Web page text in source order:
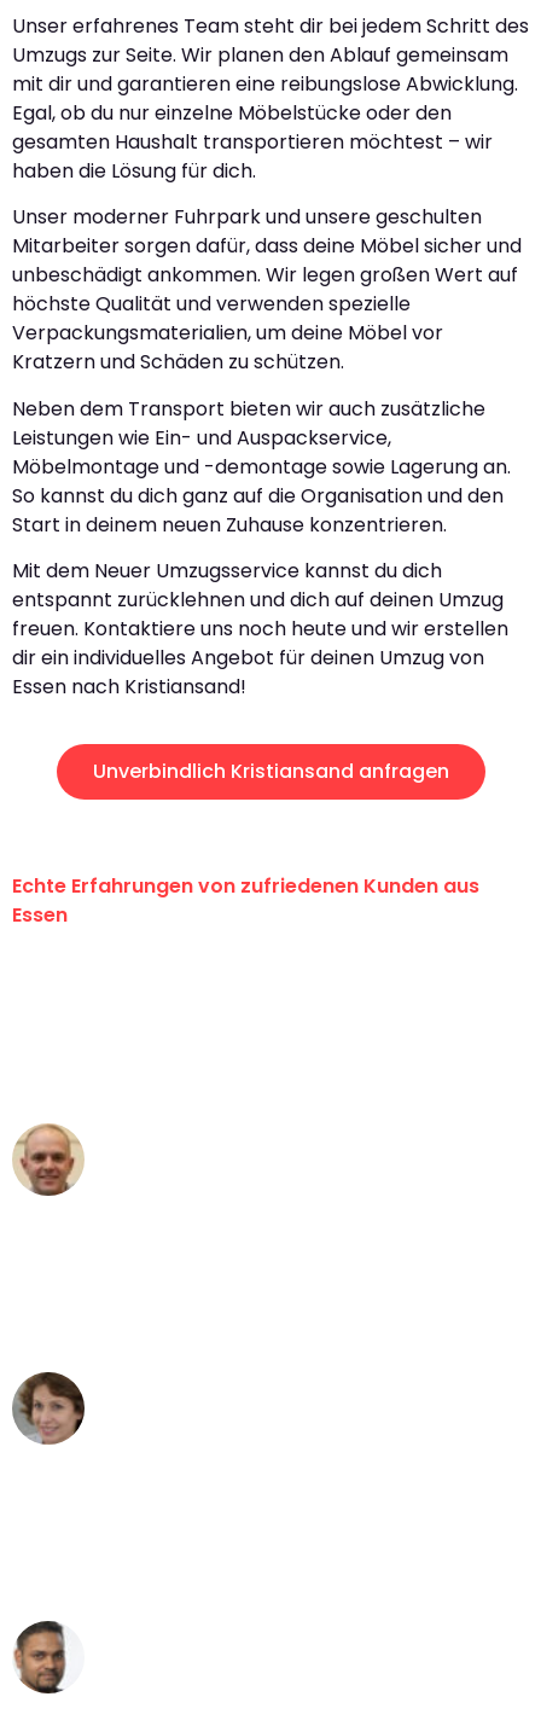
Unser erfahrenes Team steht dir bei jedem Schritt des
Umzugs zur Seite. Wir planen den Ablauf gemeinsam
mit dir und garantieren eine reibungslose Abwicklung.
Egal, ob du nur einzelne Möbelstücke oder den
gesamten Haushalt transportieren möchtest – wir
haben die Lösung für dich.
Unser moderner Fuhrpark und unsere geschulten
Mitarbeiter sorgen dafür, dass deine Möbel sicher und
unbeschädigt ankommen. Wir legen großen Wert auf
höchste Qualität und verwenden spezielle
Verpackungsmaterialien, um deine Möbel vor
Kratzern und Schäden zu schützen.
Neben dem Transport bieten wir auch zusätzliche
Leistungen wie Ein- und Auspackservice,
Möbelmontage und -demontage sowie Lagerung an.
So kannst du dich ganz auf die Organisation und den
Start in deinem neuen Zuhause konzentrieren.
Mit dem Neuer Umzugsservice kannst du dich
entspannt zurücklehnen und dich auf deinen Umzug
freuen. Kontaktiere uns noch heute und wir erstellen
dir ein individuelles Angebot für deinen Umzug von
Essen nach Kristiansand!
Unverbindlich Kristiansand anfragen
Echte Erfahrungen von zufriedenen Kunden aus
Essen